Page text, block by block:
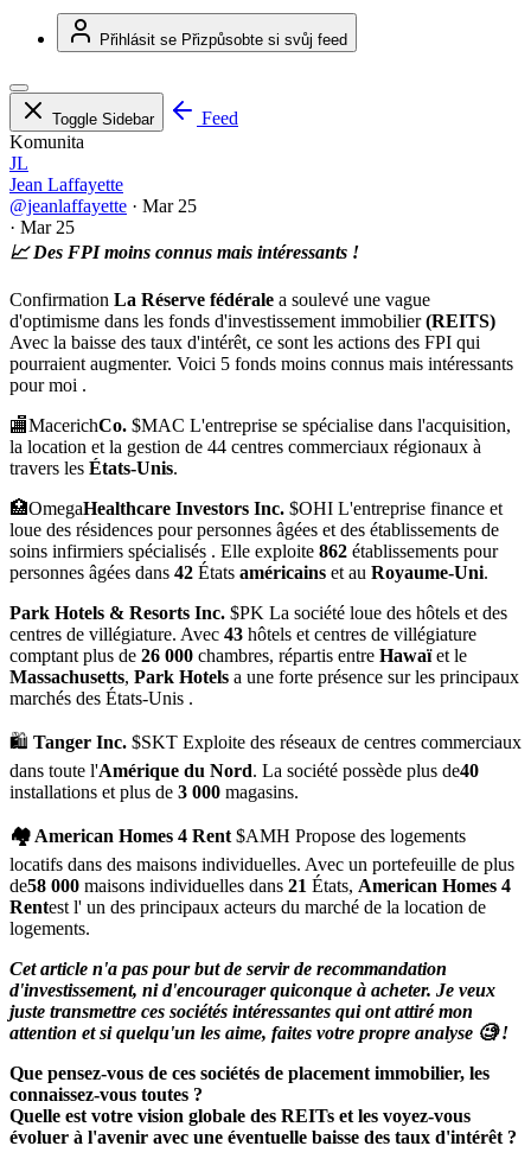
Přihlásit se Přizpůsobte si svůj feed
Toggle Sidebar
Feed
Komunita
JL
Jean Laffayette
@jeanlaffayette · Mar 25
· Mar 25
📈 Des FPI moins connus mais intéressants !
Confirmation La Réserve fédérale a soulevé une vague
d'optimisme dans les fonds d'investissement immobilier(REITS)
Avec la baisse des taux d'intérêt, ce sont les actions des FPI qui
pourraient augmenter. Voici 5 fonds moins connus mais intéressants
pour moi .
🏬MacerichCo. $MAC L'entreprise se spécialise dans l'acquisition,
la location et la gestion de 44 centres commerciaux régionaux à
travers les États-Unis.
🏥OmegaHealthcare Investors Inc. $OHI L'entreprise finance et
loue des résidences pour personnes âgées et des établissements de
soins infirmiers spécialisés . Elle exploite 862 établissements pour
personnes âgées dans 42 États américains et au Royaume-Uni.
Park Hotels & Resorts Inc. $PK La société loue des hôtels et des
centres de villégiature. Avec 43 hôtels et centres de villégiature
comptant plus de 26 000 chambres, répartis entre Hawaïet le
Massachusetts, Park Hotels a une forte présence sur les principaux
marchés des États-Unis .
🛍️ Tanger Inc. $SKT Exploite des réseaux de centres commerciaux
dans toute l'Amérique du Nord. La société possède plus de40
installations et plus de 3 000 magasins.
🏘️ American Homes 4 Rent $AMH Propose des logements
locatifs dans des maisons individuelles. Avec un portefeuille de plus
de58 000 maisons individuelles dans 21 États, American Homes 4
Rentest l' un des principaux acteurs du marché de la location de
logements.
Cet article n'a pas pour but de servir de recommandation
d'investissement, ni d'encourager quiconque à acheter. Je veux
juste transmettre ces sociétés intéressantes qui ont attiré mon
attention et si quelqu'un les aime, faites votre propre analyse 🧐 !
Que pensez-vous de ces sociétés de placement immobilier, les
connaissez-vous toutes ?
Quelle est votre vision globale des REITs et les voyez-vous
évoluer à l'avenir avec une éventuelle baisse des taux d'intérêt ?